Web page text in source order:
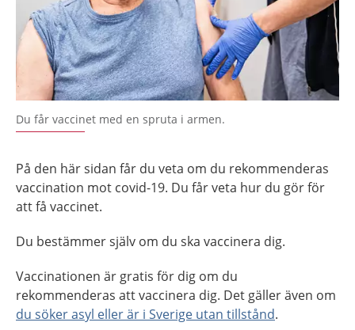
Du får vaccinet med en spruta i armen.
På den här sidan får du veta om du rekommenderas
vaccination mot covid-19. Du får veta hur du gör för
att få vaccinet.
Du bestämmer själv om du ska vaccinera dig.
Vaccinationen är gratis för dig om du
rekommenderas att vaccinera dig. Det gäller även om
du söker asyl eller är i Sverige utan tillstånd.